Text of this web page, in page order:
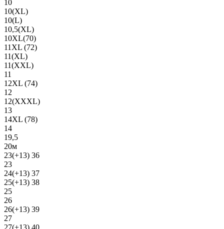
10
10(XL)
10(L)
10,5(XL)
10XL(70)
11XL (72)
11(XL)
11(XXL)
11
12XL (74)
12
12(ХХХL)
13
14XL (78)
14
19,5
20м
23(+13) 36
23
24(+13) 37
25(+13) 38
25
26
26(+13) 39
27
27(+13) 40